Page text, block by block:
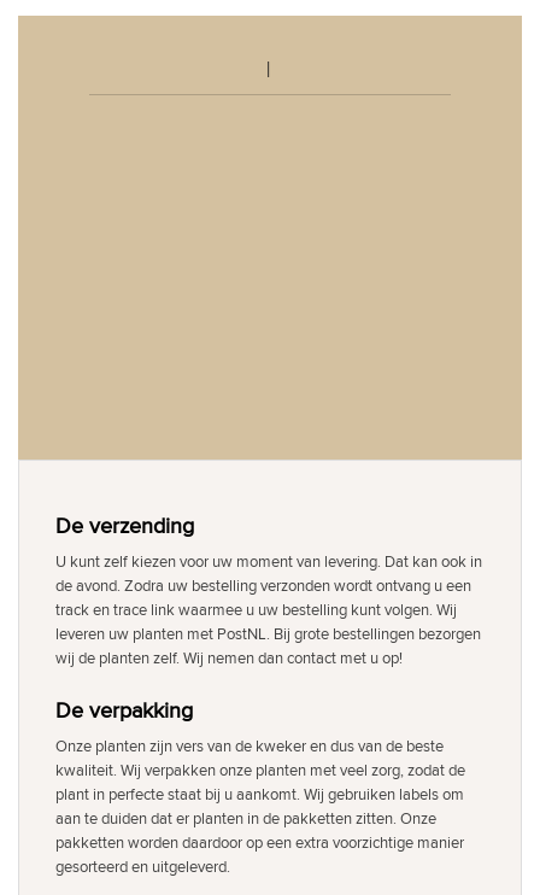
De verzending
U kunt zelf kiezen voor uw moment van levering. Dat kan ook in
de avond. Zodra uw bestelling verzonden wordt ontvang u een
track en trace link waarmee u uw bestelling kunt volgen. Wij
leveren uw planten met PostNL. Bij grote bestellingen bezorgen
wij de planten zelf. Wij nemen dan contact met u op!
De verpakking
Onze planten zijn vers van de kweker en dus van de beste
kwaliteit. Wij verpakken onze planten met veel zorg, zodat de
plant in perfecte staat bij u aankomt. Wij gebruiken labels om
aan te duiden dat er planten in de pakketten zitten. Onze
pakketten worden daardoor op een extra voorzichtige manier
gesorteerd en uitgeleverd.